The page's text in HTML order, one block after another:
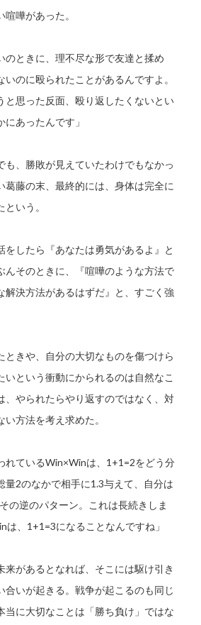
嘩があった。
のときに、理不尽な形で友達と揉め
のに殴られたことがあるんですよ。
と思った反面、殴り返したくないとい
あったんです」
も、勝敗が見えていたわけでもなかっ
葛藤の末、最終的には、身体は完全に
いう。
をしたら『あなたは勇気があるよ』と
んそのときに、『喧嘩のような方法で
解決方法があるはずだ』と、すごく強
ときや、自分の大切なものを傷つけら
いという衝動にかられるのは自然なこ
、やられたらやり返すのではなく、対
方法を考え求めた。
れているWin×Winは、1+1=2をどう分
量2のなかで相手に1.3与えて、自分は
の逆のパターン。これは長続きしま
は、1+1=3になることなんですね」
来があるとなれば、そこには駆け引き
合いが起きる。戦争が起こるのも同じ
当に大切なことは「勝ち負け」ではな